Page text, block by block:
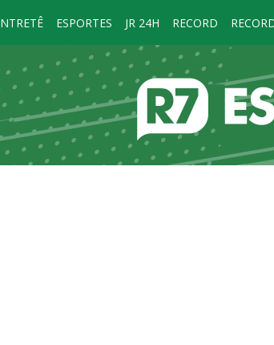
ESPORTES JR 24H RECORD